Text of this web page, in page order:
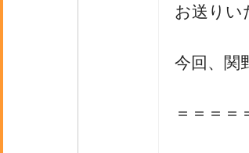
お送りい
今回、関
＝＝＝＝